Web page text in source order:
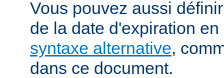
Vous pouvez aussi
de la date d'expiration
syntaxe alternative,
dans ce document.